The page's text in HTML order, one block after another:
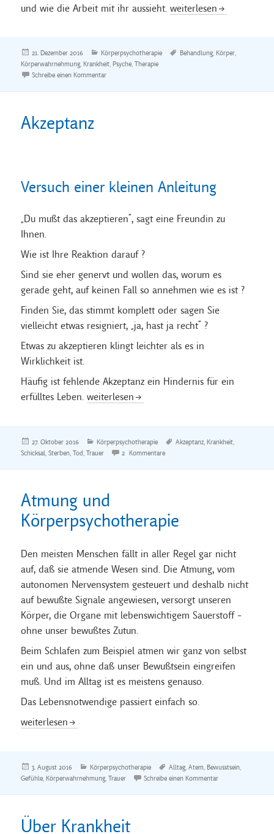
und wie die Arbeit mit ihr aussieht.Körperpsychotherapie
weiterlesen
Veröffentlicht
am
21. Dezember 2016 Kategorien
Körperpsychotherapie Schlagwörter
Behandlung,Körper,
Körperwahrnehmung,Krankheit,Psyche,Therapie
Schreibe einen Kommentarzu Körperpsychotherapie
Akzeptanz
Versuch einer kleinen Anleitung
„Du mußt das akzeptieren“, sagt eine Freundin zu
Ihnen.
Wie ist Ihre Reaktion darauf ?
Sind sie eher genervt und wollen das, worum es
gerade geht, auf keinen Fall so annehmen wie es ist ?
Finden Sie, das stimmt komplett oder sagen Sie
vielleicht etwas resigniert, „ja, hast ja recht“ ?
Etwas zu akzeptieren klingt leichter als es in
Wirklichkeit ist.
Häufig ist fehlende Akzeptanz ein Hindernis für ein
erfülltes Leben.Akzeptanz
weiterlesen
Veröffentlicht
am
27. Oktober 2016 Kategorien
Körperpsychotherapie Schlagwörter
Akzeptanz ,Krankheit
Schicksal ,Sterben ,Tod ,Trauer 2 Kommentarezu Akzeptanz
Atmung und
Körperpsychotherapie
Den meisten Menschen fällt in aller Regel gar nicht
auf, daß sie atmende Wesen sind. Die Atmung, vom
autonomen Nervensystem gesteuert und deshalb nicht
auf bewußte Signale angewiesen, versorgt unseren
Körper, die Organe mit lebenswichtigem Sauerstoff –
ohne unser bewußtes Zutun.
Beim Schlafen zum Beispiel atmen wir ganz von selbst
ein und aus, ohne daß unser Bewußtsein eingreifen
muß. Und im Alltag ist es meistens genauso.
Das Lebensnotwendige passiert einfach so.
Atmung und Körperpsychotherapie
weiterlesen
Veröffentlicht
am
3. August 2016 Kategorien
Körperpsychotherapie Schlagwörter
Alltag,Atem,Bewusstsein,
Gefühle,Körperwahrnehmung,Trauer Schreibe einen Kommentarzu Atmung und
Über Krankheit